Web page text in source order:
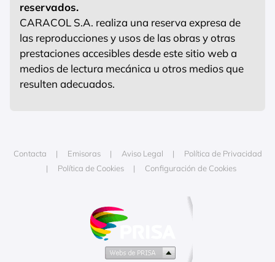
reservados.
CARACOL S.A. realiza una reserva expresa de
las reproducciones y usos de las obras y otras
prestaciones accesibles desde este sitio web a
medios de lectura mecánica u otros medios que
resulten adecuados.
Contacta Emisoras Aviso Legal
Política de Privacidad
Política de Cookies
Configuración de Cookies